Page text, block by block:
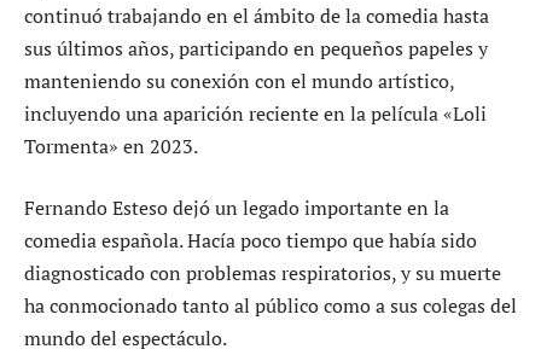
continuó trabajando en el ámbito de la comedia hasta
sus últimos años, participando en pequeños papeles y
manteniendo su conexión con el mundo artístico,
incluyendo una aparición reciente en la película «Loli
Tormenta» en 2023.
Fernando Esteso dejó un legado importante en la
comedia española. Hacía poco tiempo que había sido
diagnosticado con problemas respiratorios, y su muerte
ha conmocionado tanto al público como a sus colegas del
mundo del espectáculo.